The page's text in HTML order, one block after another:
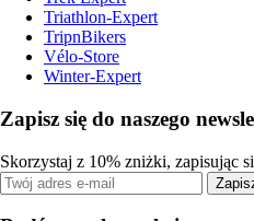
Triathlon-Expert
TripnBikers
Vélo-Store
Winter-Expert
Zapisz się do naszego
Skorzystaj z 10% zniżki, zapisując